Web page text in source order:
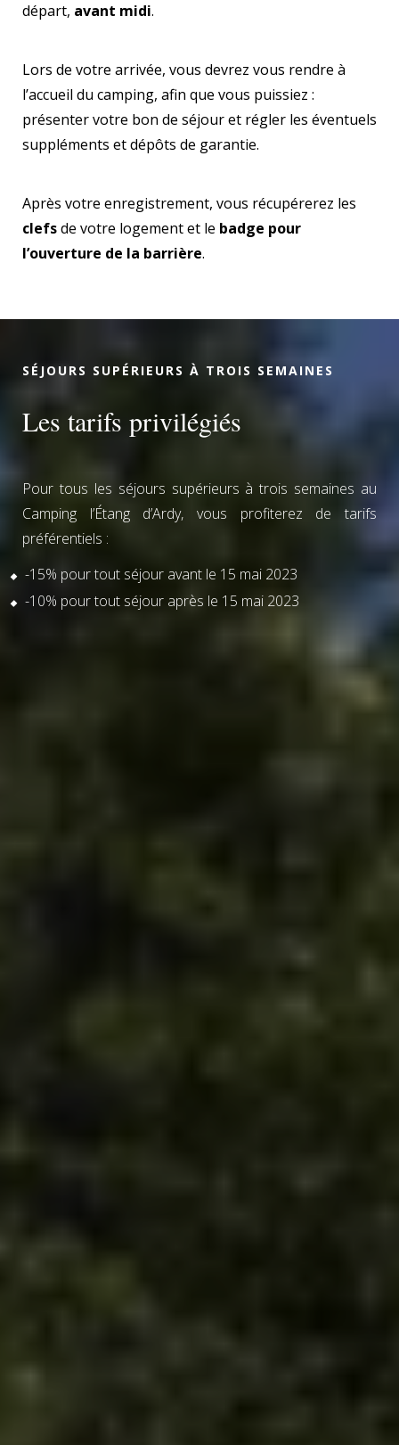
départ, avant midi.
Lors de votre arrivée, vous devrez vous rendre à
l’accueil du camping, afin que vous puissiez :
présenter votre bon de séjour et régler les éventuels
suppléments et dépôts de garantie.
Après votre enregistrement, vous récupérerez les
clefsde votre logement et le badge pour
l’ouverture de la barrière.
SÉJOURS SUPÉRIEURS À TROIS SEMAINES
Les tarifs privilégiés
Pour tous les séjours supérieurs à trois semaines au
Camping l’Étang d’Ardy, vous profiterez de tarifs
préférentiels :
-15% pour tout séjour avant le 15 mai 2023
-10% pour tout séjour après le 15 mai 2023